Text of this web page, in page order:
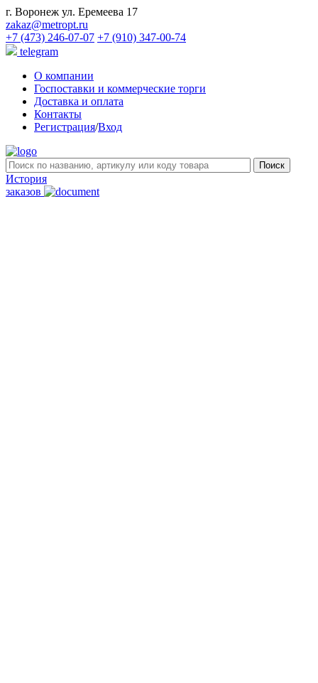
г. Воронеж ул. Еремеева 17
zakaz@metropt.ru
+7 (473) 246-07-07 +7 (910) 347-00-74
telegram
О компании
Госпоставки и коммерческие торги
Доставка и оплата
Контакты
Регистрация/Вход
История
заказов